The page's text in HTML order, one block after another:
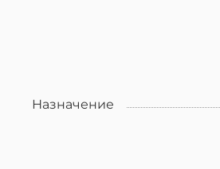
Назначение